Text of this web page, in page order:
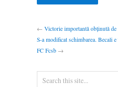
← Victorie importantă obținută
S-a modificat schimbarea. Becali
FC Fcsb →